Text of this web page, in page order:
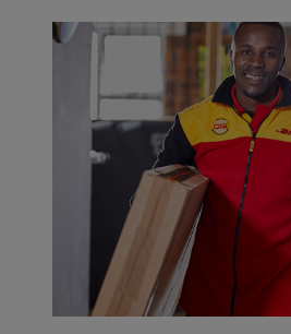
toda la información, o visiteaquí
para centímetros/kilos) y aplica
Day, Time Definite y Day Definite de
preempacar su envío, pero por
sin sellar para la inspección.